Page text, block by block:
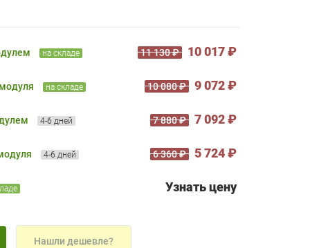
на складе 11 130 ₽ 10 017 ₽
на складе 10 080 ₽ 9 072 ₽
4-6 дней 7 880 ₽ 7 092 ₽
4-6 дней 6 360 ₽ 5 724 ₽
Узнать цену
Нашли дешевле?